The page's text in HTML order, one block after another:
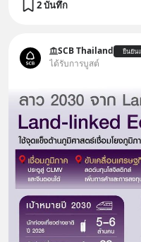
2 บันทึก
SCB Thailand ยืนยัน
ได้รับการบูสต์